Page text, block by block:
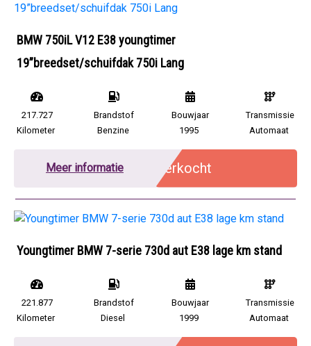
BMW 750iL V12 E38 youngtimer
19”breedset/schuifdak 750i Lang
217.727
Kilometer
Brandstof
Benzine
Bouwjaar
1995
Transmissie
Automaat
Meer informatie Verkocht
Youngtimer BMW 7-serie 730d aut E38 lage km stand
221.877
Kilometer
Brandstof
Diesel
Bouwjaar
1999
Transmissie
Automaat